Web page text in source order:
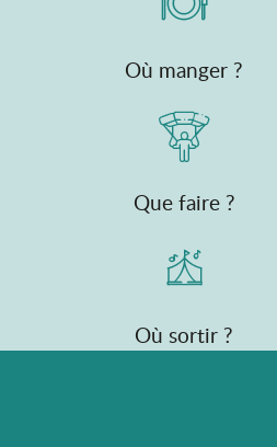
Où manger ?
Que faire ?
Où sortir ?